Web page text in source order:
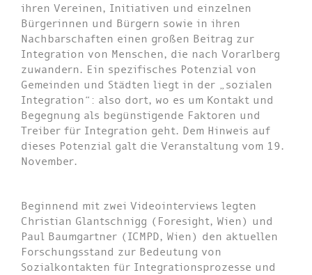
ihren Vereinen, Initiativen und einzelnen
Bürgerinnen und Bürgern sowie in ihren
Nachbarschaften einen großen Beitrag zur
Integration von Menschen, die nach Vorarlberg
zuwandern. Ein spezifisches Potenzial von
Gemeinden und Städten liegt in der „sozialen
Integration“: also dort, wo es um Kontakt und
Begegnung als begünstigende Faktoren und
Treiber für Integration geht. Dem Hinweis auf
dieses Potenzial galt die Veranstaltung vom 19.
November.
Beginnend mit zwei Videointerviews legten
Christian Glantschnigg (Foresight, Wien) und
Paul Baumgartner (ICMPD, Wien) den aktuellen
Forschungsstand zur Bedeutung von
Sozialkontakten für Integrationsprozesse und